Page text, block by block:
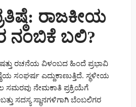
ರಾಜಕೀಯ
ನಂಬಿಕೆ ಬಲಿ?
ರಚನೆಯ ವಿಳಂಬದ ಹಿಂದೆ ಪ್ರಭಾವಿ
ಸಂಘರ್ಷ ಎದ್ದುಕಾಣುತ್ತಿದೆ. ಸ್ಥಳೀಯ
ನೇಮಕಾತಿ ಪ್ರಕ್ರಿಯೆಗೆ
ಸದಸ್ಯ ಸ್ಥಾನಗಳಿಗಾಗಿ ಬೆಂಬಲಿಗರ